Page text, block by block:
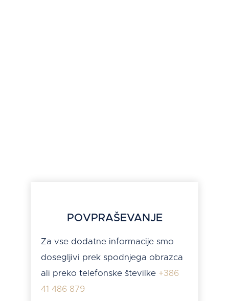
POVPRAŠEVANJE
Za vse dodatne informacije smo
dosegljivi prek spodnjega obrazca
ali preko telefonske številke +386
41 486 879